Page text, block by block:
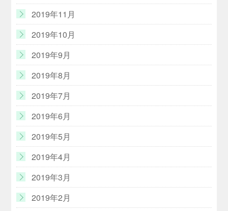
2019年11月
2019年10月
2019年9月
2019年8月
2019年7月
2019年6月
2019年5月
2019年4月
2019年3月
2019年2月